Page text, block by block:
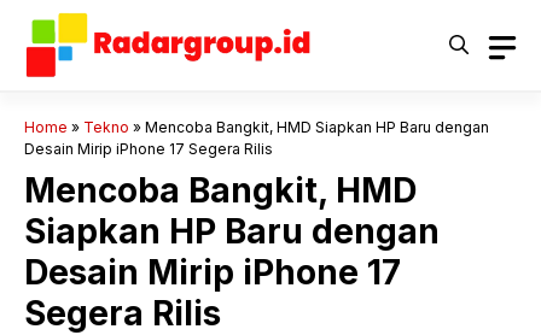
Langsung
Home » Tekno » Mencoba Bangkit, HMD Siapkan HP Baru dengan
Desain Mirip iPhone 17 Segera Rilis
Mencoba Bangkit, HMD
Siapkan HP Baru dengan
Desain Mirip iPhone 17
Segera Rilis